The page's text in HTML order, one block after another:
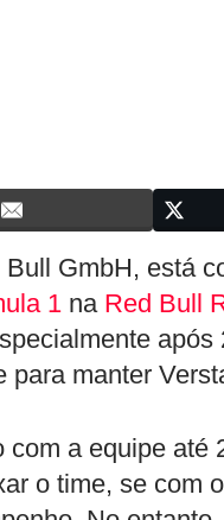
GmbH, está
1 na Red Bull
para manter
a equipe até
o time, se com